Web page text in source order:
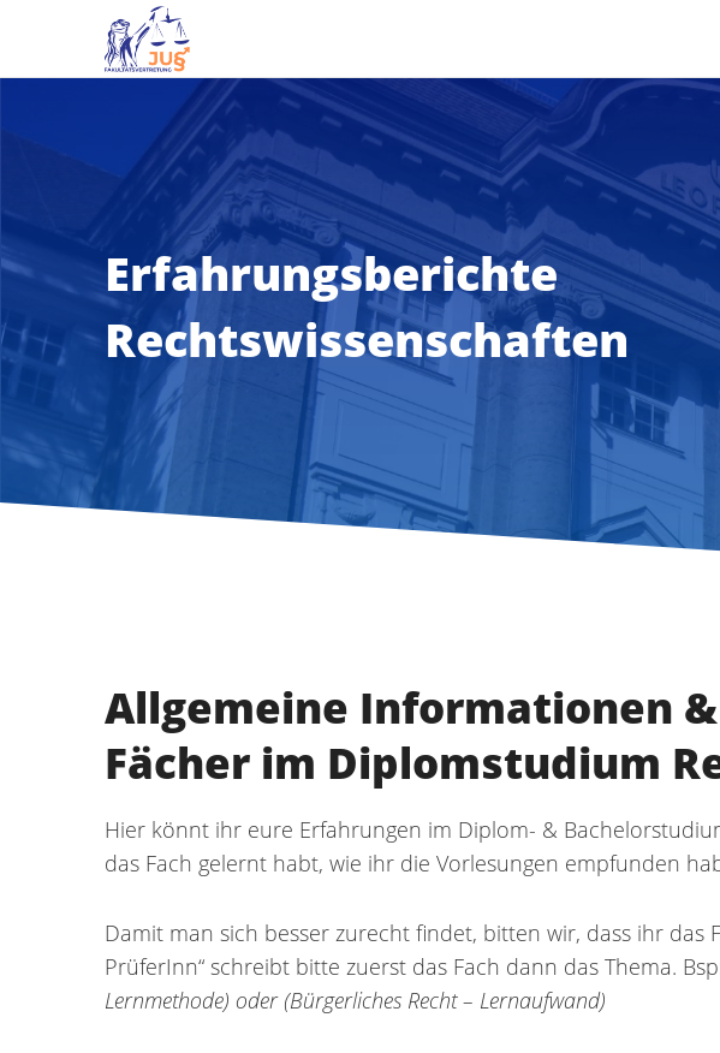
Erfahrungsberichte
Rechtswissenschaften
Allgemeine Informationen
Fächer im Diplomstudium
Hier könnt ihr eure Erfahrungen im Diplom- &
das Fach gelernt habt, wie ihr die Vorlesungen empfunden
Damit man sich besser zurecht findet, bitten wir, dass ihr das
PrüferInn“ schreibt bitte zuerst das Fach dann das Thema.
Lernmethode) oder (Bürgerliches Recht – Lernaufwand)